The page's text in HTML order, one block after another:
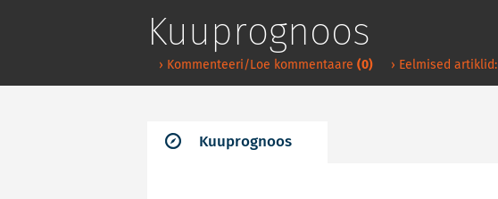
Kuuprognoos
› Kommenteeri/Loe kommentaare (0) › Eelmised artiklid:
Kuuprognoos